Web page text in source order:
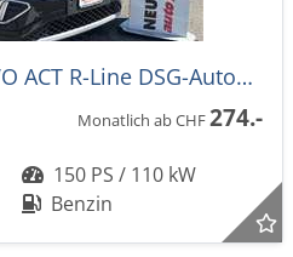
VW T-Cross 1.5 TSi EVO ACT R-Line DSG-Automat -39%!
Monatlich ab CHF274.-
150 PS / 110 kW
Benzin